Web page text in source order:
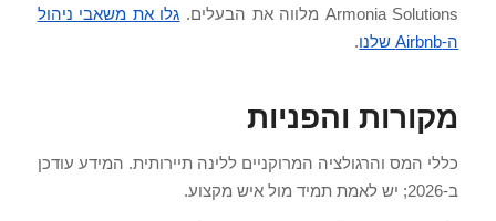
Armonia Solutions מלווה את הבעלים.
גלו את משאבי ניהול
ה-Airbnb שלנו
.
מקורות והפניות
כללי המס והרגולציה המרוקניים ללינה תיירותית. המידע עודכן
ב-2026; יש לאמת תמיד מול איש מקצוע.